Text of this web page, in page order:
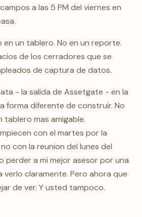
a las 5 PM del viernes en
en un tablero. No en un reporte.
de los cerradores que se
de captura de datos.
- la salida de Assetgate - en la
forma diferente de construir. No
tablero mas amigable.
con el martes por la
con la reunion del lunes del
perder a mi mejor asesor por una
verlo claramente. Pero ahora que
de ver. Y usted tampoco.